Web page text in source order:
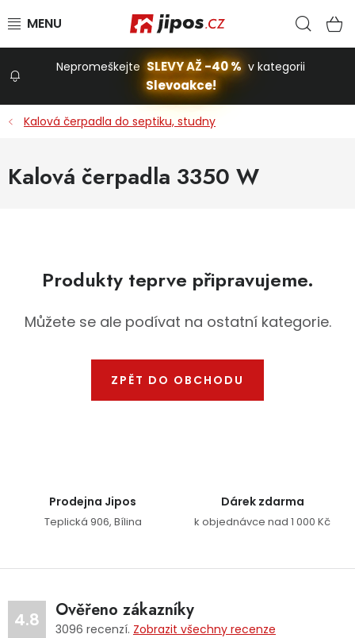
Dětská hřiště
Ochranné pomůcky
Nepromeškejte SLEVY AŽ -40 % v kategorii
Slevoakce!
Kalová čerpadla do septiku, studny
Kalová čerpadla 3350 W
Produkty teprve připravujeme.
Můžete se ale podívat na ostatní kategorie.
ZPĚT DO OBCHODU
Prodejna Jipos
Teplická 906, Bílina
Dárek zdarma
k objednávce nad 1 000 Kč
4.8 Ověřeno zákazníky
3096 recenzí. Zobrazit všechny recenze